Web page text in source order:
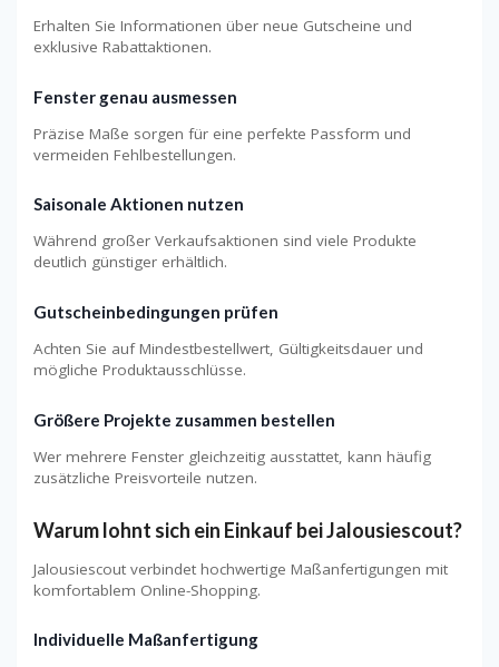
Erhalten Sie Informationen über neue Gutscheine und
exklusive Rabattaktionen.
Fenster genau ausmessen
Präzise Maße sorgen für eine perfekte Passform und
vermeiden Fehlbestellungen.
Saisonale Aktionen nutzen
Während großer Verkaufsaktionen sind viele Produkte
deutlich günstiger erhältlich.
Gutscheinbedingungen prüfen
Achten Sie auf Mindestbestellwert, Gültigkeitsdauer und
mögliche Produktausschlüsse.
Größere Projekte zusammen bestellen
Wer mehrere Fenster gleichzeitig ausstattet, kann häufig
zusätzliche Preisvorteile nutzen.
Warum lohnt sich ein Einkauf bei Jalousiescout?
Jalousiescout verbindet hochwertige Maßanfertigungen mit
komfortablem Online-Shopping.
Individuelle Maßanfertigung